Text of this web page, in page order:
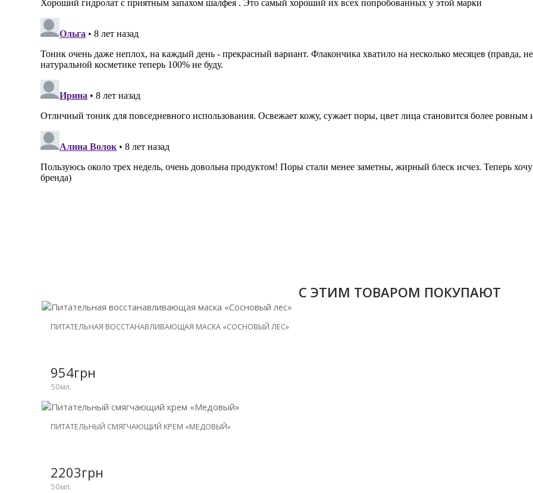
С ЭТИМ ТОВАРОМ ПОКУПАЮТ
ПИТАТЕЛЬНАЯ ВОССТАНАВЛИВАЮЩАЯ МАСКА «СОСНОВЫЙ ЛЕС»
954грн
50мл.
ПИТАТЕЛЬНЫЙ СМЯГЧАЮЩИЙ КРЕМ «МЕДОВЫЙ»
2203грн
50мл.